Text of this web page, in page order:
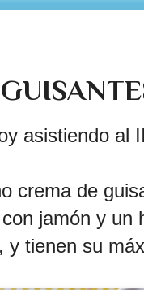
asistiendo al
crema de
jamón y un
y tienen su